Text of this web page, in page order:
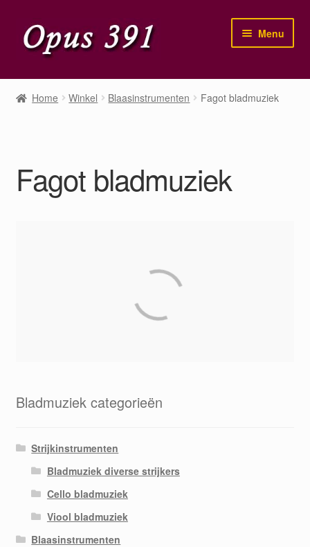
Ga
door
navigatie
Ga
naar
inhoud
Menu
Home
Home Winkel Blaasinstrumenten Fagot bladmuziek
Fagot bladmuziek
Bladmuziek categorieën
Strijkinstrumenten
Bladmuziek diverse strijkers
Cello bladmuziek
Viool bladmuziek
Blaasinstrumenten